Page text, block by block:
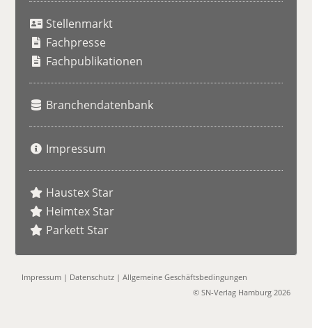
Stellenmarkt
Fachpresse
Fachpublikationen
Branchendatenbank
Impressum
Haustex Star
Heimtex Star
Parkett Star
Impressum | Datenschutz |Allgemeine Geschäftsbedingungen
© SN-Verlag Hamburg 2026